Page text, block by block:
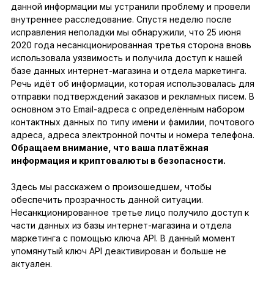
данной информации мы устранили проблему и провели
внутреннее расследование. Спустя неделю после
исправления неполадки мы обнаружили, что 25 июня
2020 года несанкционированная третья сторона вновь
использовала уязвимость и получила доступ к нашей
базе данных интернет-магазина и отдела маркетинга.
Речь идёт об информации, которая использовалась для
отправки подтверждений заказов и рекламных писем. В
основном это Email-адреса с определённым набором
контактных данных по типу имени и фамилии, почтового
адреса, адреса электронной почты и номера телефона.
Обращаем внимание, что ваша платёжная
информация и криптовалюты в безопасности.
Здесь мы расскажем о произошедшем, чтобы
обеспечить прозрачность данной ситуации.
Несанкционированное третье лицо получило доступ к
части данных из базы интернет-магазина и отдела
маркетинга с помощью ключа API. В данный момент
упомянутый ключ API деактивирован и больше не
актуален.